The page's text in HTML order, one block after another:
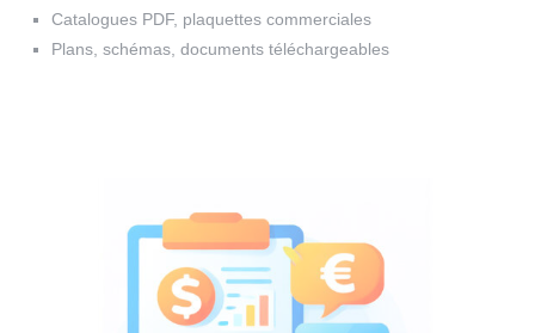
Catalogues PDF, plaquettes commerciales
Plans, schémas, documents téléchargeables